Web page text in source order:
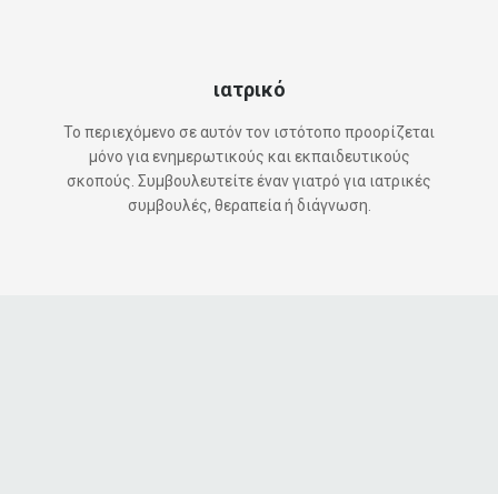
ιατρικό
Το περιεχόμενο σε αυτόν τον ιστότοπο προορίζεται
μόνο για ενημερωτικούς και εκπαιδευτικούς
σκοπούς. Συμβουλευτείτε έναν γιατρό για ιατρικές
συμβουλές, θεραπεία ή διάγνωση.